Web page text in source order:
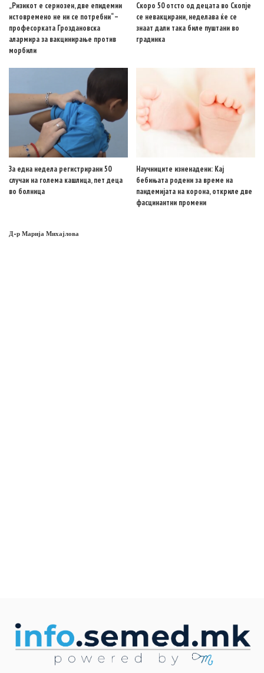
„Ризикот е сериозен, две епидемии
истовремено не ни се потребни“ –
професорката Гроздановска
алармира за вакцинирање против
морбили
Скоро 50 отсто од децата во Скопје
се невакцирани, неделава ќе се
знаат дали така биле пуштани во
градинка
За една недела регистрирани 50
случаи на голема кашлица, пет деца
во болница
Научниците изненадени: Кај
бебињата родени за време на
пандемијата на корона, откриле две
фасцинантни промени
Д-р Марија Михајлова